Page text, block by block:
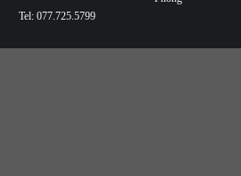
Tel: 077.725.5799